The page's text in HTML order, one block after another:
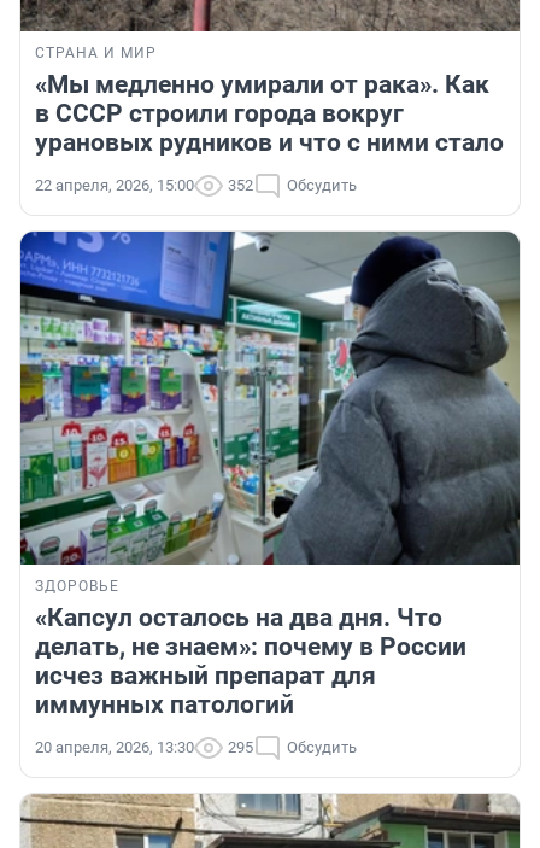
СТРАНА И МИР
«Мы медленно умирали от рака». Как
в СССР строили города вокруг
урановых рудников и что с ними стало
22 апреля, 2026, 15:00 352 Обсудить
ЗДОРОВЬЕ
«Капсул осталось на два дня. Что
делать, не знаем»: почему в России
исчез важный препарат для
иммунных патологий
20 апреля, 2026, 13:30 295 Обсудить